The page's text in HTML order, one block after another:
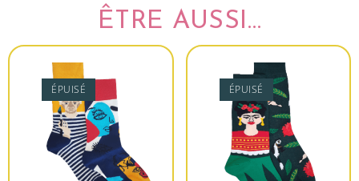
ÊTRE AUSSI…
ÉPUISÉ ÉPUISÉ